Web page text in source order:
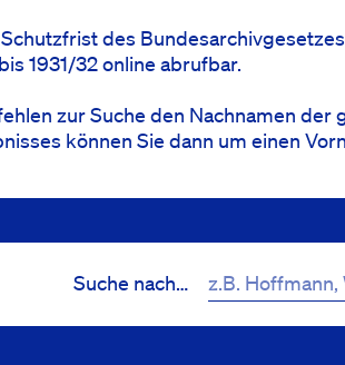
des
1931/32 online abrufbar.
zur Suche den Nachnamen
können Sie dann um einen
Suche nach…